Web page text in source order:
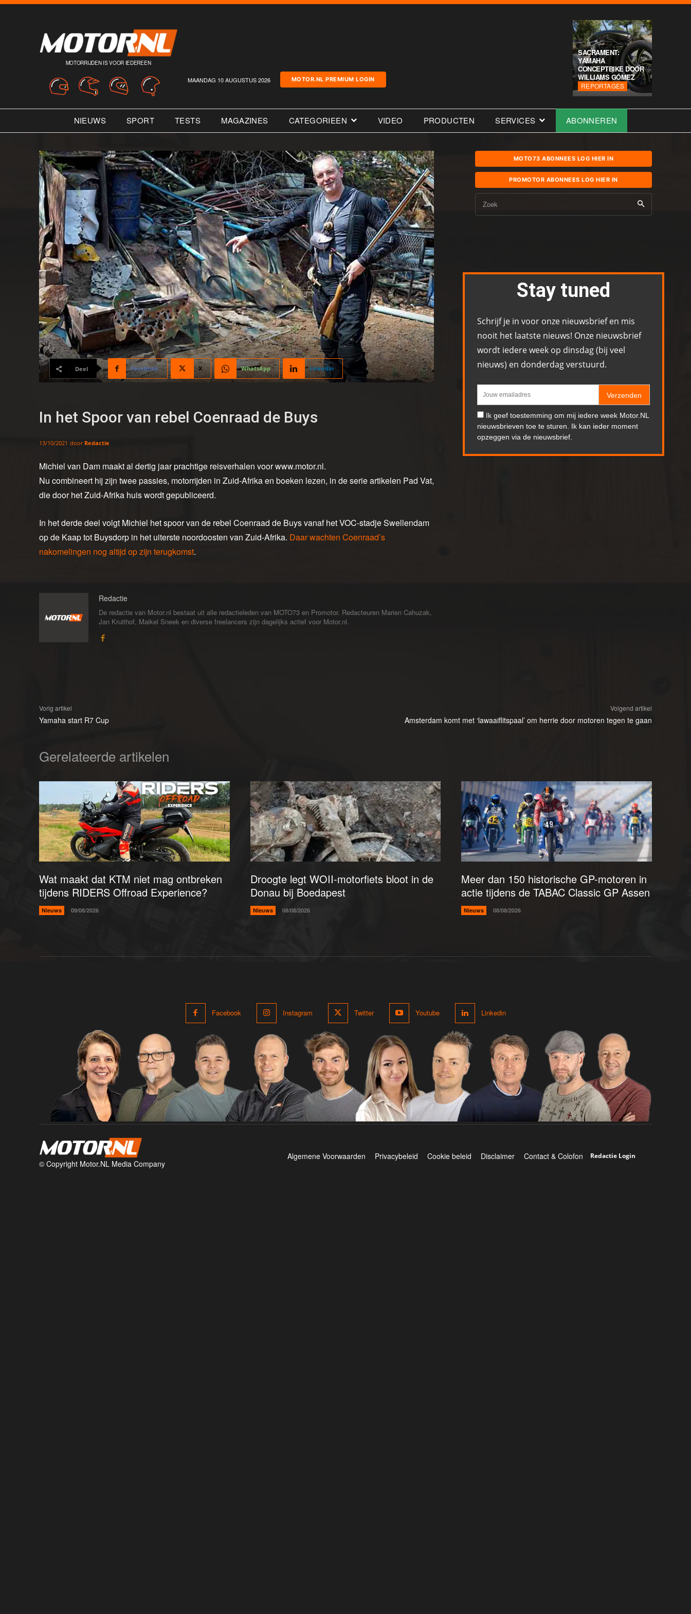
MOTORRIJDEN IS VOOR IEDEREEN
MAANDAG 10 AUGUSTUS 2026 MOTOR.NL PREMIUM LOGIN
SACRAMENT:
YAMAHA
CONCEPTBIKE DOOR
WILLIAMS GÓMEZ
REPORTAGES
NIEUWS SPORT TESTS MAGAZINES CATEGORIEEN VIDEO PRODUCTEN SERVICES ABONNEREN
Deel Facebook X WhatsApp Linkedin
In het Spoor van rebel Coenraad de Buys
13/10/2021 door Redactie
Michiel van Dam maakt al dertig jaar prachtige reisverhalen voor www.motor.nl.
Nu combineert hij zijn twee passies, motorrijden in Zuid-Afrika en boeken lezen, in de serie artikelen Pad Vat,
die door het Zuid-Afrika huis wordt gepubliceerd.
In het derde deel volgt Michiel het spoor van de rebel Coenraad de Buys vanaf het VOC-stadje Swellendam
op de Kaap tot Buysdorp in het uiterste noordoosten van Zuid-Afrika. Daar wachten Coenraad’s
nakomelingen nog altijd op zijn terugkomst.
Redactie
De redactie van Motor.nl bestaat uit alle redactieleden van MOTO73 en Promotor. Redacteuren Marien Cahuzak,
Jan Kruithof, Maikel Sneek en diverse freelancers zijn dagelijks actief voor Motor.nl.
MOTO73 ABONNEES LOG HIER IN
PROMOTOR ABONNEES LOG HIER IN
Zoek
Stay tuned
Schrijf je in voor onze nieuwsbrief en mis
nooit het laatste nieuws! Onze nieuwsbrief
wordt iedere week op dinsdag (bij veel
nieuws) en donderdag verstuurd.
Verzenden
Ik geef toestemming om mij iedere week Motor.NL
nieuwsbrieven toe te sturen. Ik kan ieder moment
opzeggen via de nieuwsbrief.
Vorig artikel
Yamaha start R7 Cup
Volgend artikel
Amsterdam komt met ‘lawaaiflitspaal’ om herrie door motoren tegen te gaan
Gerelateerde artikelen
Wat maakt dat KTM niet mag ontbreken
tijdens RIDERS Offroad Experience?
Nieuws 09/08/2026
Droogte legt WOII-motorfiets bloot in de
Donau bij Boedapest
Nieuws 08/08/2026
Meer dan 150 historische GP-motoren in
actie tijdens de TABAC Classic GP Assen
Nieuws 08/08/2026
Facebook Instagram Twitter Youtube Linkedin
© Copyright Motor.NL Media Company
Algemene Voorwaarden Privacybeleid Cookie beleid Disclaimer Contact & Colofon Redactie Login